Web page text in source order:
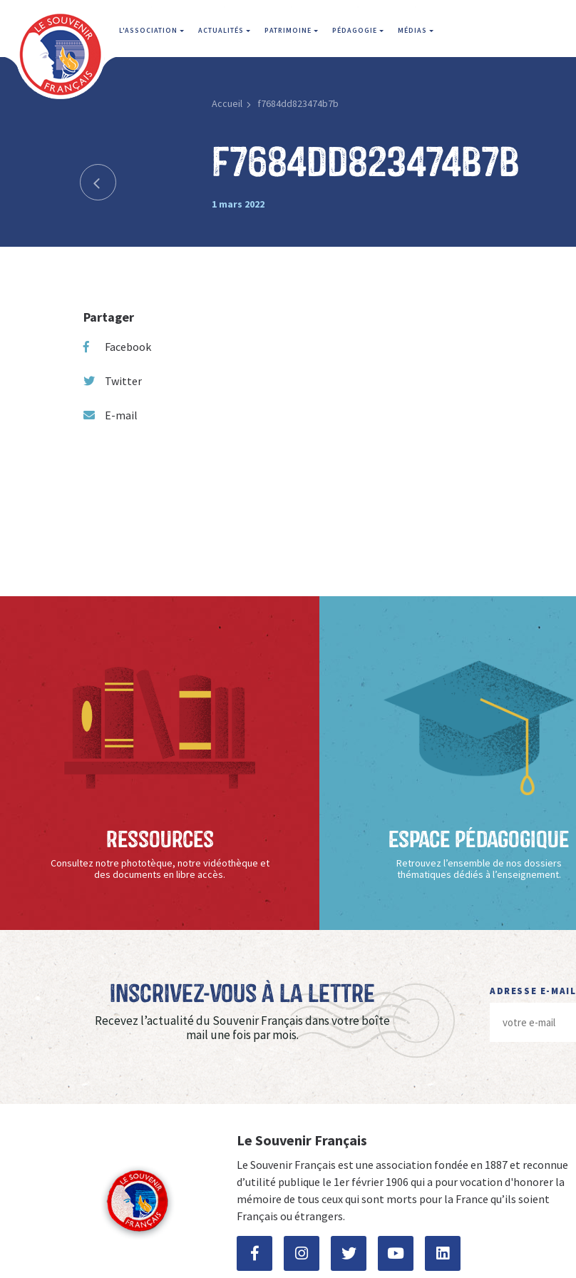
L'ASSOCIATION ACTUALITÉS PATRIMOINE PÉDAGOGIE MÉDIAS
Accueil f7684dd823474b7b
f7684dd823474b7b
1 mars 2022
Partager
Facebook
Twitter
E-mail
Ressources
Consultez notre phototèque, notre vidéothèque et
des documents en libre accès.
Espace Pédagogique
Retrouvez l’ensemble de nos dossiers
thématiques dédiés à l’enseignement.
Inscrivez-vous à La Lettre
Recevez l’actualité du Souvenir Français dans votre boîte
mail une fois par mois.
ADRESSE E-MAIL
Le Souvenir Français
Le Souvenir Français est une association fondée en 1887 et reconnue
d’utilité publique le 1er février 1906 qui a pour vocation d'honorer la
mémoire de tous ceux qui sont morts pour la France qu’ils soient
Français ou étrangers.